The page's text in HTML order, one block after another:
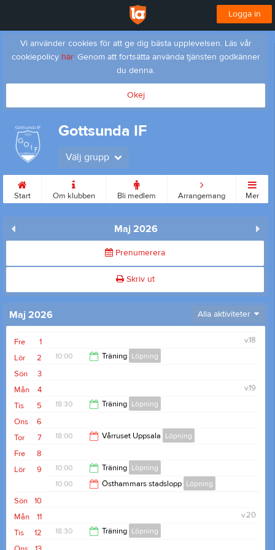
Logga in
Vi använder cookies för att ge dig bästa upplevelsen. Läs vår
cookiepolicy här. Genom att fortsätta använda tjänsten godkänner
du denna.
Okej
Gottsunda IF
Välj grupp
Start Om klubben Bli medlem Arrangemang Mer
Maj 2026
Prenumerera
Skriv ut
Maj 2026 Alla aktiviteter
1
Fre
v.18
2
Lör 10:00 Träning Löpning
3
Sön
4
Mån
v.19
5
Tis 18:30 Träning Löpning
19:30
6
Ons
7
Tor 18:00 Vårruset Uppsala Löpning
19:00
8
Fre
9
Lör 10:00 Träning Löpning
10:00 Östhammars stadslopp Löpning
10
Sön
11
Mån
v.20
12
Tis 18:30 Träning Löpning